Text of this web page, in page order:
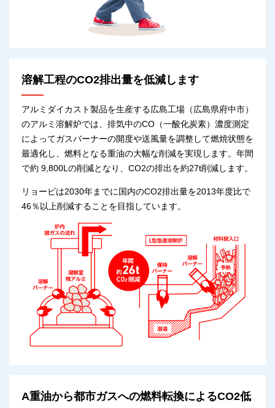
溶解工程のCO2排出量を低減します
アルミダイカスト製品を生産する広島工場（広島県府中市）
のアルミ溶解炉では、排気中のCO（一酸化炭素）濃度測定
によってガスバーナーの開度や送風量を調整して燃焼状態を
最適化し、燃料となる重油の大幅な削減を実現します。年間
で約 9,800Lの削減となり、CO2の排出を約27t削減します。
リョービは2030年までに国内のCO2排出量を2013年度比で
46％以上削減することを目指しています。
A重油から都市ガスへの燃料転換によるCO2低